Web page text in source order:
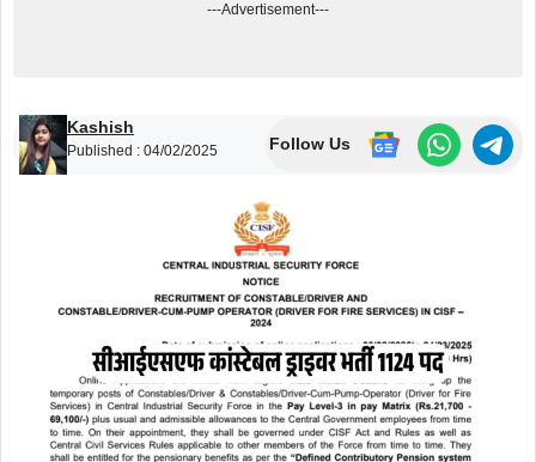
---Advertisement---
Kashish
Published : 04/02/2025 Follow Us